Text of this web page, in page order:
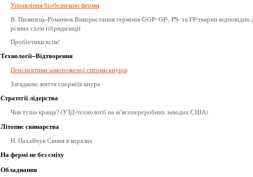
Управління біобезпекою ферми
В. Пилипець-Романюк Використання термінів GGP- GP-, PS- та FP-тварин відповідно
різних схем гібридизації
Пробіотики всім!
Технології–Відтворення
Перспективи замороженої сперми кнурів
Загадкове життя сперміїв кнура
Стратегії лідерства
Чия туша краща? (УЗД-технології на м’ясопереробних заводах США)
Літопис свинарства
Н. Пахайчук Свиня в коралях
На фермі не без сміху
Обладнання